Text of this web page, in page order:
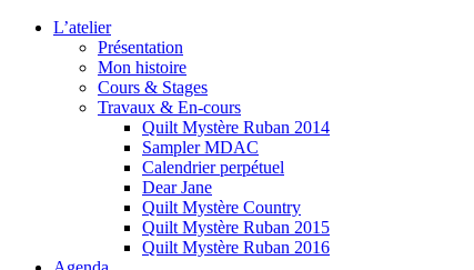
L’atelier
Présentation
Mon histoire
Cours & Stages
Travaux & En-cours
Quilt Mystère Ruban 2014
Sampler MDAC
Calendrier perpétuel
Dear Jane
Quilt Mystère Country
Quilt Mystère Ruban 2015
Quilt Mystère Ruban 2016